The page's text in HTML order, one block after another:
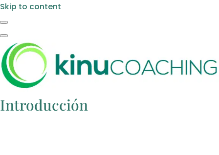
Skip to content
Introducción